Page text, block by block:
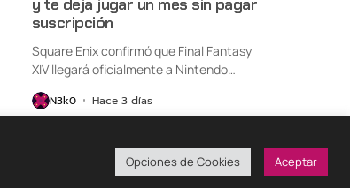
suscripción
Square Enix confirmó que Final Fantasy
XIV llegará oficialmente a Nintendo
N3k0 Hace 3 días
Políticas De Privacidad¡Colabora!
Opciones de Cookies Aceptar